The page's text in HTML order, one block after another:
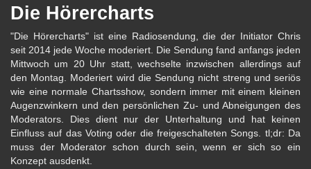
Die Hörercharts
"Die Hörercharts" ist eine Radiosendung, die der Initiator Chris
seit 2014 jede Woche moderiert. Die Sendung fand anfangs jeden
Mittwoch um 20 Uhr statt, wechselte inzwischen allerdings auf
den Montag. Moderiert wird die Sendung nicht streng und seriös
wie eine normale Chartsshow, sondern immer mit einem kleinen
Augenzwinkern und den persönlichen Zu- und Abneigungen des
Moderators. Dies dient nur der Unterhaltung und hat keinen
Einfluss auf das Voting oder die freigeschalteten Songs. tl;dr: Da
muss der Moderator schon durch sein, wenn er sich so ein
Konzept ausdenkt.